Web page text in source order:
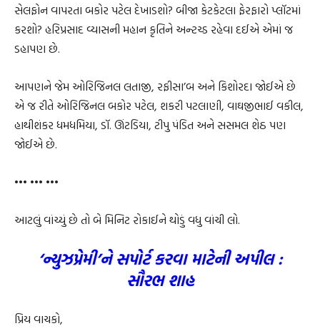
સેલફોન વાપરતા બકોર પટેલ દેખાડશો? બીજા કેટકેટલા ફેરફારો પ્લૉટમાં
કરશો? હરિપ્રસાદ વ્યાસની મહાન કૃતિને અન્ટચ્ડ રહેવા દઈએ એમાં જ
ડહાપણ છે.
આપણને જેમ ઓરિજિનલ લતાજી, રફીસા’બ અને કિશોરદા જોઈએ છે
એ જ રીતે ઓરિજિનલ બકોર પટેલ, શકરી પટલાણી, વાઘજીભાઈ વકીલ,
હાથીશંકર ધમધમિયા, ડૉ. ઊંટડિયા, ટીપુ પંડિત અને સસમલ શેઠ પણ
જોઈએ છે.
••• ••• •••
આટલું વાંચ્યું છે તો બે મિનિટ રોકાઈને થોડું વધુ વાંચી લો.
‘ન્યુઝપ્રેમી’ને સપોર્ટ કરવા માટેની અપીલ :
સૌરભ શાહ
પ્રિય વાચકો,